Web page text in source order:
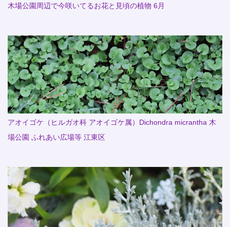
木場公園周辺で今咲いてるお花と見頃の植物 6月
アオイゴケ（ヒルガオ科 アオイゴケ属）Dichondra micrantha 木
場公園 ふれあい広場等 江東区